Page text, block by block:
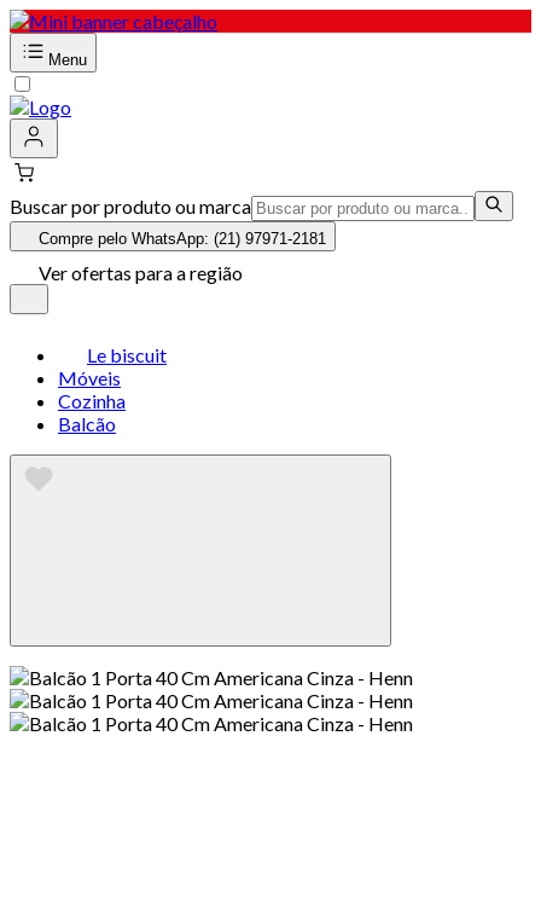
Menu
Buscar por produto ou marca
Compre pelo WhatsApp: (21) 97971-2181
Ver ofertas para a região
Le biscuit
Móveis
Cozinha
Balcão